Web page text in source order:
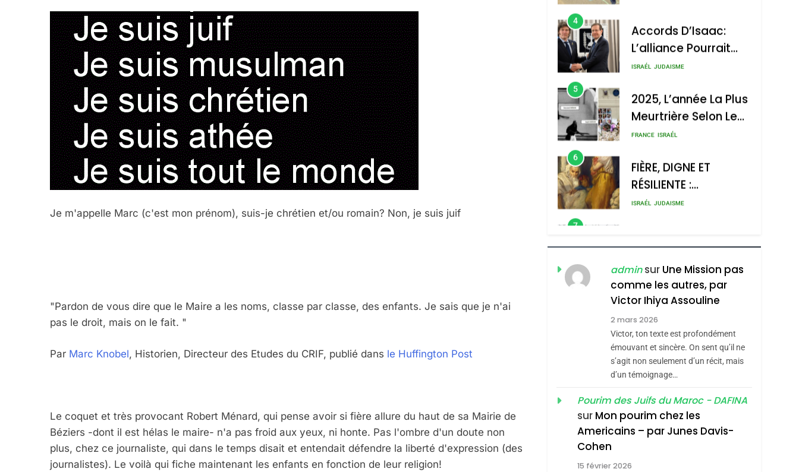
Je m'appelle Marc (c'est mon prénom), suis-je chrétien et/ou romain? Non, je suis juif
"Pardon de vous dire que le Maire a les noms, classe par classe, des enfants. Je sais que je n'ai
pas le droit, mais on le fait. "
Par Marc Knobel, Historien, Directeur des Etudes du CRIF, publié dans le Huffington Post
Le coquet et très provocant Robert Ménard, qui pense avoir si fière allure du haut de sa Mairie de
Béziers -dont il est hélas le maire- n'a pas froid aux yeux, ni honte. Pas l'ombre d'un doute non
plus, chez ce journaliste, qui dans le temps disait et entendait défendre la liberté d'expression (des
journalistes). Le voilà qui fiche maintenant les enfants en fonction de leur religion!
4
Accords D’Isaac:
L’alliance Pourrait
S’étendre À 13 Pays
ISRAÉL
5
2025, L’année La Plus
Meurtrière Selon Le
Rapport D’ADL
L’antisémitisme
ISRAÉL
6
FIÈRE, DIGNE ET
RÉSILIENTE :
POURQUOI JE
Zrihen-Dvir
ISRAÉL
7
MANQUE – Jacques
Hadida
JUDAISME
Maroc : Les Amandes
De Tafraout, Le Miel
De Tadla Azilal
Consacrés Produits
Du Terroir
DAFINA MAROC
Oeil Ravageur –
Vanessa De Loya
Stauber
CINEMA ISRAÉL
«Tu Dis Génocide, Je
adminsur Une Mission pas
comme les autres, par
Victor Ihiya Assouline
2 mars 2026
Victor, ton texte est profondément
émouvant et sincère. On sent qu’il ne
s’agit non seulement d’un récit, mais
d’un témoignage…
Pourim des Juifs du Maroc - DAFINA
sur Mon pourim chez les
Americains – par Junes Davis-
Cohen
15 février 2026
5